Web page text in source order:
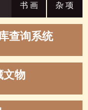
书 画 杂 项
查询系统
文物